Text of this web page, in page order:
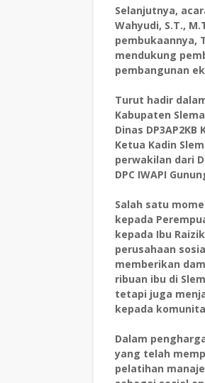
Selanjutnya,
Wahyudi, S.T.,
pembukaannya,
mendukung
pembangunan
Turut hadir
Kabupaten
Dinas
Ketua Kadin
perwakilan dari
DPC IWAPI
Salah satu
kepada
kepada Ibu
perusahaan
memberikan
ribuan ibu di
tetapi juga
kepada
Dalam
yang telah
pelatihan